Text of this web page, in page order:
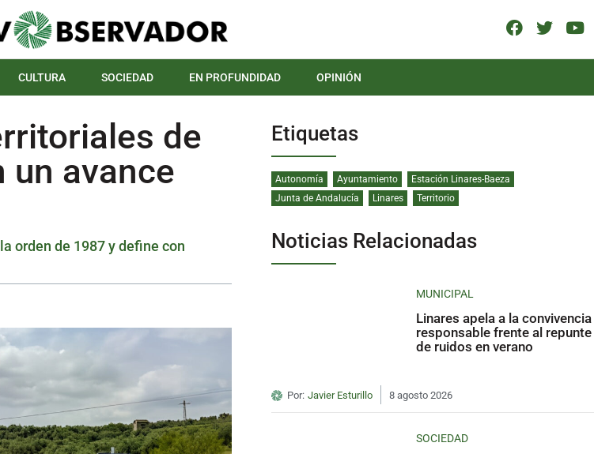
CULTURA SOCIEDAD EN PROFUNDIDAD OPINIÓN
de
un avance
orden de 1987 y define con
Etiquetas
Autonomía Ayuntamiento
Estación Linares-Baeza
Junta de Andalucía
Linares Territorio
Noticias Relacionadas
MUNICIPAL
Linares apela a la convivencia
responsable frente al repunte
de ruidos en verano
Por: Javier Esturillo 8 agosto 2026
SOCIEDAD